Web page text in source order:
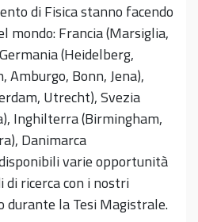
di Fisica stanno facendo
mondo: Francia (Marsiglia,
(Heidelberg,
Amburgo, Bonn, Jena),
Utrecht), Svezia
Inghilterra (Birmingham,
Danimarca
varie opportunità
ricerca con i nostri
durante la Tesi Magistrale.